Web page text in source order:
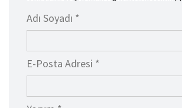
Adı Soyadı *
E-Posta Adresi *